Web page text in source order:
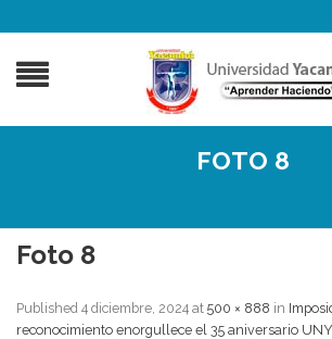
FOTO 8
Foto 8
Published 4 diciembre, 2024 at 500 × 888 in
reconocimiento enorgullece el 35 aniversario UNY